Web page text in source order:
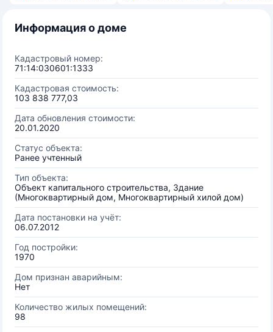
Информация о доме
Кадастровый номер:
71:14:030601:1333
Кадастровая стоимость:
103 838 777,03
Дата обновления стоимости:
20.01.2020
Статус объекта:
Ранее учтенный
Тип объекта:
Объект капитального строительства, Здание
(Многоквартирный дом, Многоквартирный хилой дом)
Дата постановки на учёт:
06.07.2012
Год постройки:
1970
Дом признан аварийным:
Нет
Количество жилых помещений:
98